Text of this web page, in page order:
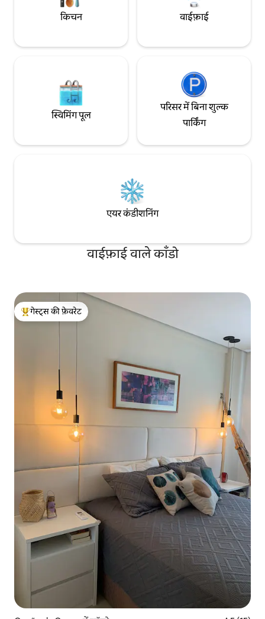
किचन वाईफ़ाई
स्विमिंग पूल
परिसर में बिना शुल्क
पार्किंग
एयर कंडीशनिंग
वाईफ़ाई वाले काँडो
गेस्ट्स का टॉप फ़ेवरेट
गेस्ट्स की फ़ेवरेट